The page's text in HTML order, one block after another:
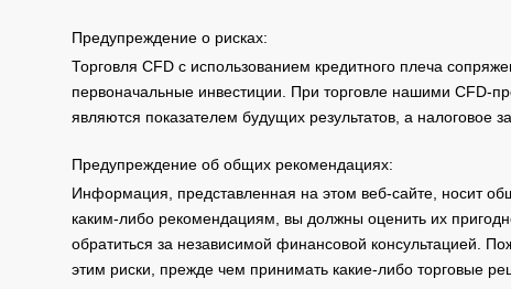
Предупреждение о рисках:
Торговля CFD с использованием кредитного плеча
первоначальные инвестиции. При торговле нашими CFD-
являются показателем будущих результатов, а налоговое
Предупреждение об общих рекомендациях:
Информация, представленная на этом веб-сайте, носит
каким-либо рекомендациям, вы должны оценить их
обратиться за независимой финансовой консультацией.
этим риски, прежде чем принимать какие-либо торговые